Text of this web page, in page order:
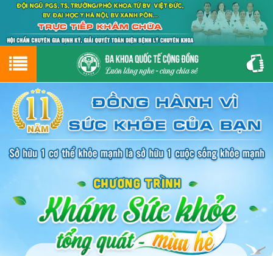
Hotline0243.9656.999tư vấn miễn phí
GIỚI THIỆU
GIỚI THIỆU VỀ PHÒNG KHÁM
CƠ SỞ VẬT CHẤT
ĐẶT HẸN LỊCH KHÁM
ĐƯỜNG TỚI PHÒNG KHÁM
PHỤ KHOA